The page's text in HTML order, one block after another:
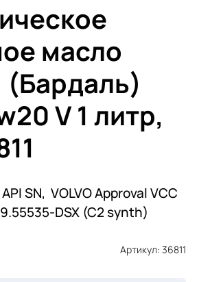
масло
(Бардаль)
V 1 литр,
SN, VOLVO Approval VCC
9.55535-DSX (C2 synth)
Артикул: 36811